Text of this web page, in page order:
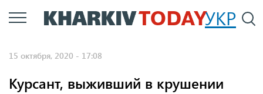
Перейти
к
УКР
15 октября, 2020 - 17:08
Курсант, выживший в крушении